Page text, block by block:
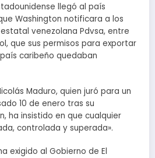
llegó al país
Washington notificara a los
venezolana Pdvsa, entre
que sus permisos para exportar
caribeño quedaban
Maduro, quien juró para un
10 de enero tras su
ha insistido en que cualquier
controlada y superada».
exigido al Gobierno de El